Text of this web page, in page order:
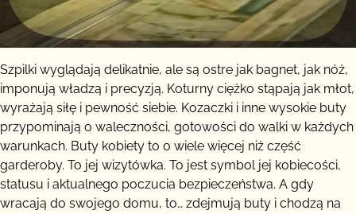
Szpilki wyglądają delikatnie, ale są ostre jak bagnet, jak nóż,
imponują władzą i precyzją. Koturny ciężko stąpają jak młot,
wyrażają siłę i pewność siebie. Kozaczki i inne wysokie buty
przypominają o waleczności, gotowości do walki w każdych
warunkach. Buty kobiety to o wiele więcej niż część
garderoby. To jej wizytówka. To jest symbol jej kobiecości,
statusu i aktualnego poczucia bezpieczeństwa. A gdy
wracają do swojego domu, to… zdejmują buty i chodzą na